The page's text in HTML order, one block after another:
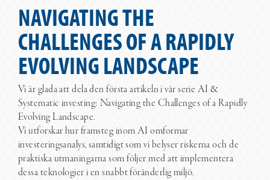
NAVIGATING THE
CHALLENGES OF A RAPIDLY
EVOLVING LANDSCAPE
Vi är glada att dela den första artikeln i vår serie AI &
Systematic investing: Navigating the Challenges of a Rapidly
Evolving Landscape.
Vi utforskar hur framsteg inom AI omformar
investeringsanalys, samtidigt som vi belyser riskerna och de
praktiska utmaningarna som följer med att implementera
dessa teknologier i en snabbt föränderlig miljö.